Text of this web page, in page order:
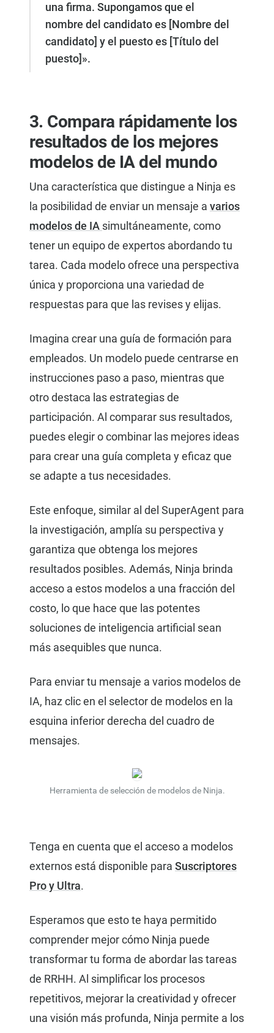
una firma. Supongamos que el
nombre del candidato es [Nombre del
candidato] y el puesto es [Título del
puesto]».
3. Compara rápidamente los
resultados de los mejores
modelos de IA del mundo
Una característica que distingue a Ninja es
la posibilidad de enviar un mensaje a varios
modelos de IA simultáneamente, como
tener un equipo de expertos abordando tu
tarea. Cada modelo ofrece una perspectiva
única y proporciona una variedad de
respuestas para que las revises y elijas.
Imagina crear una guía de formación para
empleados. Un modelo puede centrarse en
instrucciones paso a paso, mientras que
otro destaca las estrategias de
participación. Al comparar sus resultados,
puedes elegir o combinar las mejores ideas
para crear una guía completa y eficaz que
se adapte a tus necesidades.
Este enfoque, similar al del SuperAgent para
la investigación, amplía su perspectiva y
garantiza que obtenga los mejores
resultados posibles. Además, Ninja brinda
acceso a estos modelos a una fracción del
costo, lo que hace que las potentes
soluciones de inteligencia artificial sean
más asequibles que nunca.
Para enviar tu mensaje a varios modelos de
IA, haz clic en el selector de modelos en la
esquina inferior derecha del cuadro de
mensajes.
Herramienta de selección de modelos de Ninja.
Tenga en cuenta que el acceso a modelos
externos está disponible para Suscriptores
Pro y Ultra.
Esperamos que esto te haya permitido
comprender mejor cómo Ninja puede
transformar tu forma de abordar las tareas
de RRHH. Al simplificar los procesos
repetitivos, mejorar la creatividad y ofrecer
una visión más profunda, Ninja permite a los